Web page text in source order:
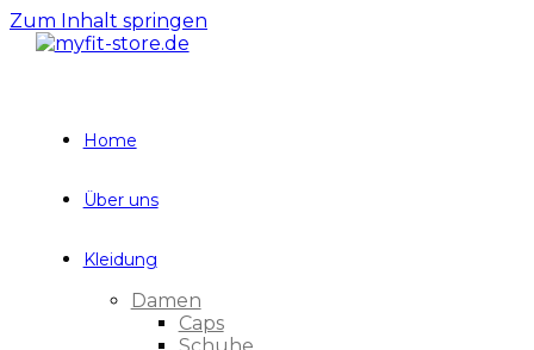
Zum Inhalt springen
Home
Über uns
Kleidung
Damen
Caps